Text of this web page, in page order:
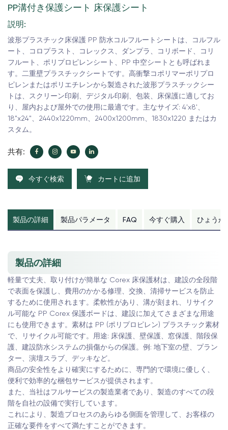
PP溝付き保護シート 床保護シート
説明:
波形プラスチック床保護 PP 防水コルフルートシートは、コルフル
ート、コロプラスト、コレックス、ダンプラ、コリボード、コリ
フルート、ポリプロピレンシート、PP 中空シートとも呼ばれま
す。二重壁プラスチックシートです。高衝撃コポリマーポリプロ
ピレンまたはポリエチレンから製造された波形プラスチックシー
トは、スクリーン印刷、デジタル印刷、包装、床保護に適してお
り、屋内および屋外での使用に最適です。主なサイズ: 4'x8'、
18"x24"、2440x1220mm、2400x1200mm、1830x1220 またはカ
スタム。
共有:
今すぐ検索 カートに追加
製品の詳細 製品パラメータ FAQ 今すぐ購入 ひょうか
製品の詳細
軽量で丈夫、取り付けが簡単な Corex 床保護材は、建設の全段階
で表面を保護し、費用のかかる修理、交換、清掃サービスを防止
するために使用されます。柔軟性があり、溝が刻まれ、リサイク
ル可能な PP Corex 保護ボードは、建設に加えてさまざまな用途
にも使用できます。素材は PP (ポリプロピレン) プラスチック素材
で、リサイクル可能です。用途: 床保護、壁保護、窓保護、階段保
護、建設防水システムの損傷からの保護。例: 地下室の壁、プラン
ター、演壇スラブ、デッキなど。
商品の安全性をより確実にするために、専門的で環境に優しく、
便利で効率的な梱包サービスが提供されます。
また、当社はフルサービスの製造業者であり、製造のすべての段
階を自社の設備で実行しています。
これにより、製造プロセスのあらゆる側面を管理して、お客様の
正確な要件をすべて満たすことができます。